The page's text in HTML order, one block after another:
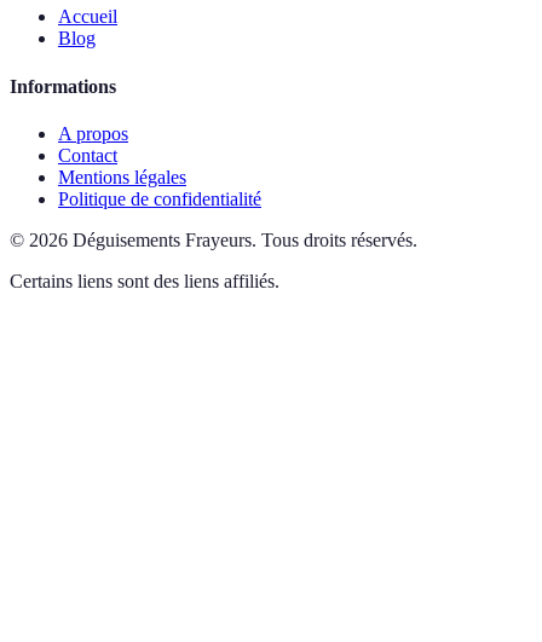
Accueil
Blog
Informations
A propos
Contact
Mentions légales
Politique de confidentialité
© 2026 Déguisements Frayeurs. Tous droits réservés.
Certains liens sont des liens affiliés.